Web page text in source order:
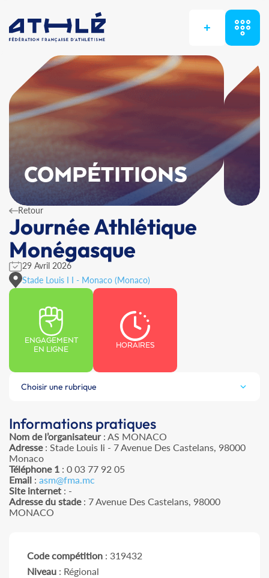
+
COMPÉTITIONS
Retour
Journée Athlétique
Monégasque
29 Avril 2026
Stade Louis I I - Monaco (Monaco)
ENGAGEMENT
EN LIGNE
HORAIRES
Choisir une rubrique
Informations pratiques
Nom de l’organisateur: AS MONACO
Adresse: Stade Louis Ii - 7 Avenue Des Castelans, 98000
Monaco
Téléphone 1 : 0 03 77 92 05
Email : asm@fma.mc
Site internet : -
Adresse du stade: 7 Avenue Des Castelans, 98000
MONACO
Code compétition : 319432
Niveau : Régional